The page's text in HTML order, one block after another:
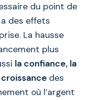
du point de
des effets
La hausse
plus
la confiance, la
des
où l’argent